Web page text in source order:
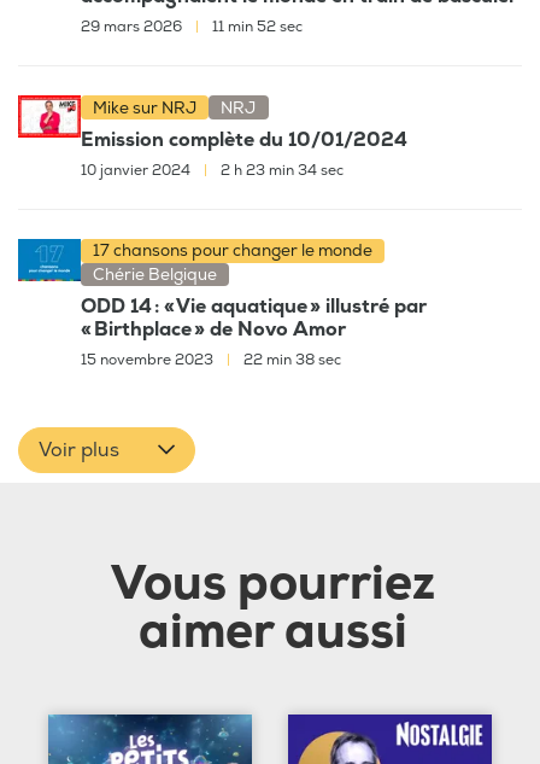
29 mars 2026 11 min 52 sec
Mike sur NRJ NRJ
Emission complète du 10/01/2024
10 janvier 2024 2 h 23 min 34 sec
17 chansons pour changer le monde
Chérie Belgique
ODD 14 : « Vie aquatique » illustré par
« Birthplace » de Novo Amor
15 novembre 2023 22 min 38 sec
Voir plus
Vous pourriez
aimer aussi